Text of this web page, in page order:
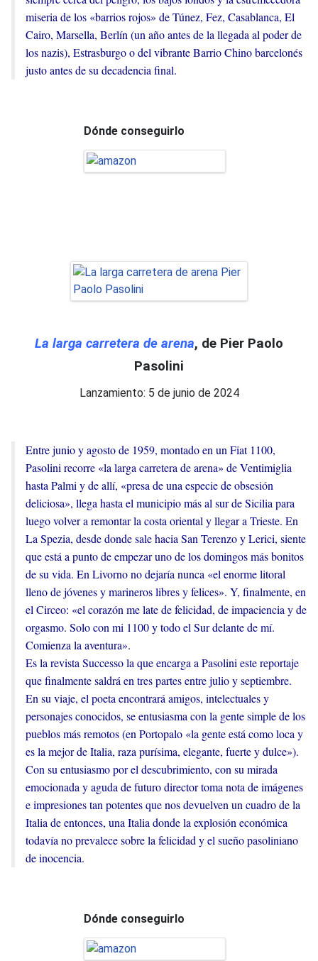
miseria de los «barrios rojos» de Túnez, Fez, Casablanca, El
Cairo, Marsella, Berlín (un año antes de la llegada al poder de
los nazis), Estrasburgo o del vibrante Barrio Chino barcelonés
justo antes de su decadencia final.
Dónde conseguirlo
La larga carretera de arena, de Pier Paolo
Pasolini
Lanzamiento: 5 de junio de 2024
Entre junio y agosto de 1959, montado en un Fiat 1100,
Pasolini recorre «la larga carretera de arena» de Ventimiglia
hasta Palmi y de allí, «presa de una especie de obsesión
deliciosa», llega hasta el municipio más al sur de Sicilia para
luego volver a remontar la costa oriental y llegar a Trieste. En
La Spezia, desde donde sale hacia San Terenzo y Lerici, siente
que está a punto de empezar uno de los domingos más bonitos
de su vida. En Livorno no dejaría nunca «el enorme litoral
lleno de jóvenes y marineros libres y felices». Y, finalmente, en
el Circeo: «el corazón me late de felicidad, de impaciencia y de
orgasmo. Solo con mi 1100 y todo el Sur delante de mí.
Comienza la aventura».
Es la revista Successo la que encarga a Pasolini este reportaje
que finalmente saldrá en tres partes entre julio y septiembre.
En su viaje, el poeta encontrará amigos, intelectuales y
personajes conocidos, se entusiasma con la gente simple de los
pueblos más remotos (en Portopalo «la gente está como loca y
es la mejor de Italia, raza purísima, elegante, fuerte y dulce»).
Con su entusiasmo por el descubrimiento, con su mirada
emocionada y aguda de futuro director toma nota de imágenes
e impresiones tan potentes que nos devuelven un cuadro de la
Italia de entonces, una Italia donde la explosión económica
todavía no prevalece sobre la felicidad y el sueño pasoliniano
de inocencia.
Dónde conseguirlo